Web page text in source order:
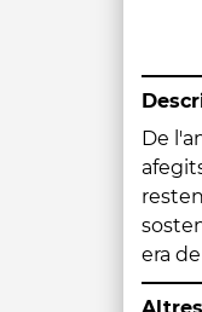
De
era
de